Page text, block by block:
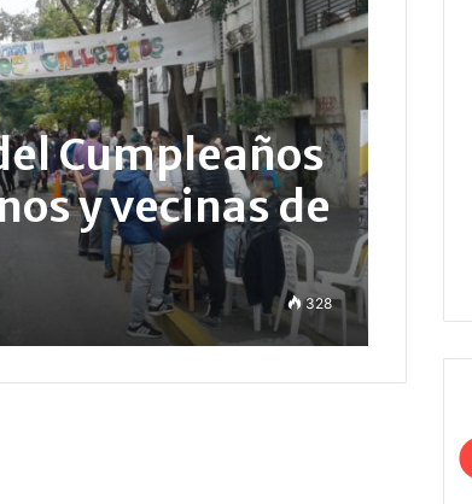
Cumpleaños
y vecinas de
328